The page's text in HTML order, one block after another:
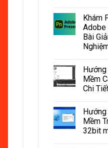
Khám
Adobe
Bài
Mềm
Chi
Mềm
32bit